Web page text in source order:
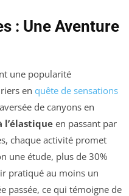
: Une Aventure
une popularité
en quête de sensations
de canyons en
l’élastique en passant par
chaque activité promet
une étude, plus de 30%
pratiqué au moins un
passée, ce qui témoigne de